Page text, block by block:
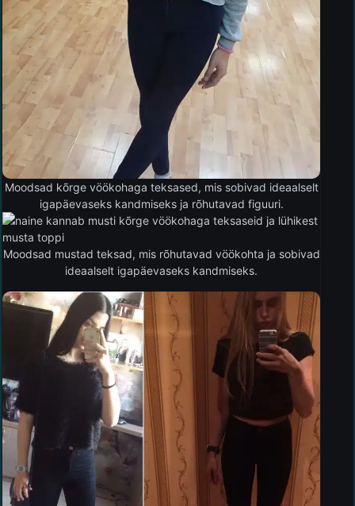
Moodsad kõrge vöökohaga teksased, mis sobivad ideaalselt
igapäevaseks kandmiseks ja rõhutavad figuuri.
Moodsad mustad teksad, mis rõhutavad vöökohta ja sobivad
ideaalselt igapäevaseks kandmiseks.